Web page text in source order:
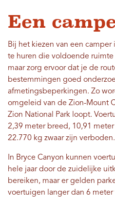
Een
Bij het kiezen van een
te huren die voldoende
maar zorg ervoor dat je de
bestemmingen goed
afmetingsbeperkingen. Zo
omgeleid van de Zion-Mount
Zion National Park loopt.
2,39 meter breed, 10,91
22.770 kg zwaar zijn verboden.
In Bryce Canyon kunnen
hele jaar door de zuidelijke
bereiken, maar er gelden
voertuigen langer dan 6